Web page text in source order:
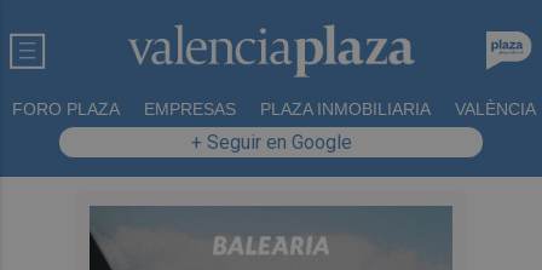
FORO PLAZA EMPRESAS PLAZA INMOBILIARIA VALÈNCIA
+ Seguir en Google